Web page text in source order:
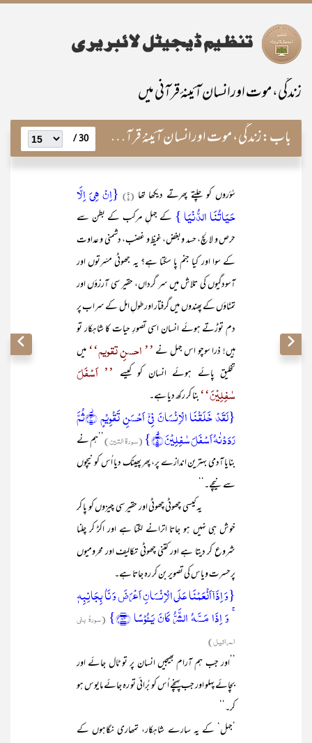
زندگی، موت اورانسان آئینۂ قرآنی میں
باب:زندگی، موت اورانسان آئینۂ قرآنی میں 30 /
سُؤروں کو چلتے پھرتے دیکھا تھا (۱)
{اِنۡ ہِیَ اِلَّا
حَیَاتُنَا الدُّنۡیَا } کے جہلِ مرکب کے بطن سے
حرص و لالچ، حسد وبغض، غیظ و غضب، دشمنی و عداوت
کے سوا اور کیا جنم پا سکتا ہے؟ یہ جھوٹی مسّرتوں اور
آسودگیوں کی تلاش میں سر گرداں، حقیر سی آرزؤں اور
تمنّاؤں کے پھندوں میں گرفتار اور طولِ امل کے سراب پر
دم توڑتے ہوئے انسان اسی تصورِ حیات کا شاہکار تو
ہیں! ذرا سوچو اس جہل نے’’ احسنِ تقویم‘‘میں
تخلیق پائے ہوئے انسان کو کیسے ’’ اَسۡفَلَ
سٰفِلِیۡنَ‘‘بنا کر رکھ دیا ہے۔
{لَقَدۡ خَلَقۡنَا الۡاِنۡسَانَ فِیۡۤ اَحۡسَنِ تَقۡوِیۡمٍ ۫﴿۴﴾ثُمَّ
رَدَدۡنٰہُ اَسۡفَلَ سٰفِلِیۡنَ ۙ﴿۵﴾}
(سورۃ التین) ’’ہم نے
بنایا آدمی بہترین اندازے پر، پھر پھینک دیا اُس کو نیچوں
سے نیچے۔‘‘
یہ کیسی چھوٹی چھوٹی اور حقیر سی چیزوں کو پا کر
خوش ہی نہیں ہو جاتا اترانے لگتا ہے اور اکڑ کر چلنا
شروع کر دیتا ہے اور کتنی چھوٹی تکالیف اور محرومیوں
پرحسرت ویاس کی تصویر بن کر رہ جاتا ہے۔
{وَ اِذَاۤ اَنۡعَمۡنَا عَلَی الۡاِنۡسَانِ اَعۡرَضَ وَ نَاٰ بِجَانِبِہٖ
ۚ وَ اِذَا مَسَّہُ الشَّرُّ کَانَ یَــُٔوۡسًا ﴿۸۳﴾}
(سورۂ بنی
اسرائیل)
’’اور جب ہم آرام بھیجیں انسان پر تو ٹال جائے اور
بچائے پہلو اور جب پہنچے اُس کو بُرائی تو رہ جائے مایوس ہو
کر۔‘‘
’جہل‘ کے یہ سارے شاہکار، تمھاری نگاہوں کے